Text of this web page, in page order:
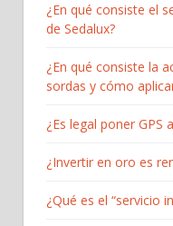
¿En qué consiste el
de Sedalux?
¿En qué consiste la
sordas y cómo
¿Es legal poner GPS
¿Invertir en oro es
¿Qué es el “servicio